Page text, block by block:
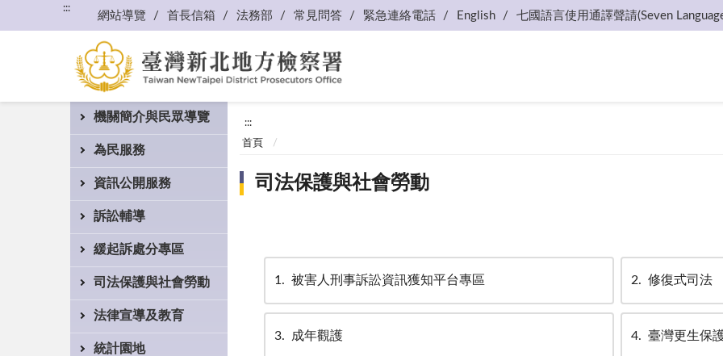
:::
網站導覽 首長信箱 法務部 常見問答 緊急連絡電話 English 七國語言使用通譯聲請(Seven
機關簡介與民眾導覽
為民服務
資訊公開服務
訴訟輔導
緩起訴處分專區
司法保護與社會勞動
法律宣導及教育
統計園地
:::
首頁
司法保護與社會勞動
1 被害人刑事訴訟資訊獲知平台專區 2 修復式司法
3 成年觀護 4 臺灣更生保